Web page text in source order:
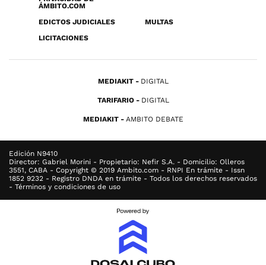
ÁMBITO.COM
EDICTOS JUDICIALES
MULTAS
LICITACIONES
MEDIAKIT DIGITAL
TARIFARIO DIGITAL
MEDIAKIT AMBITO DEBATE
Edición N9410
Director: Gabriel Morini - Propietario: Nefir S.A. - Domicilio: Olleros
3551, CABA - Copyright © 2019 Ambito.com - RNPI En trámite - Issn
1852 9232 - Registro DNDA en trámite - Todos los derechos reservados
- Términos y condiciones de uso